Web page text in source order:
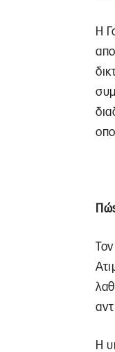
Η
Η